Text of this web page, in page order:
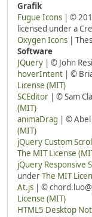
Grafik
Fugue Icons | ©
licensed under a
Oxygen Icons |
Software
JQuery | © John
hoverIntent | ©
License (MIT)
SCEditor | © Sam
(MIT)
animaDrag | ©
(MIT)
jQuery Custom
The MIT License
jQuery Responsive
underThe MIT
At.js | ©
License (MIT)
HTML5 Desktop